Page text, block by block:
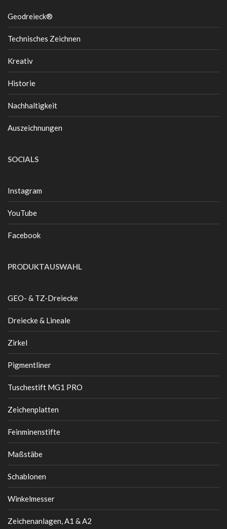
Geodreieck®
Technisches Zeichnen
Kreativ
Historie
Nachhaltigkeit
Auszeichnungen
SOCIALS
Instagram
YouTube
Facebook
PRODUKTAUSWAHL
GEO- & TZ-Dreiecke
Dreiecke & Lineale
Zirkel
Pigmentliner
Tuschestift MG1 PRO
Zeichenplatten
Feinminenstifte
Maßstäbe
Schablonen
Winkelmesser
Zeichenanlagen, A1 & A2